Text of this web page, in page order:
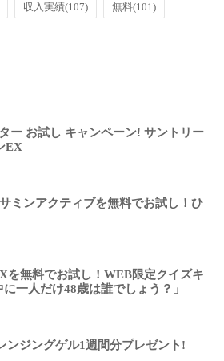
収入実績(107) 無料(101)
ー お試し キャンペーン! サントリー
EX
ミンアクティブを無料でお試し！ひ
を無料でお試し！WEB限定クイズキ
一人だけ48歳は誰でしょう？」
ンジングゲル1週間分プレゼント!